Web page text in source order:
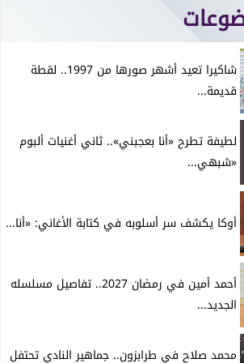
شاكيرا تعيد أشهر صورها من 1997.. لقطة
قديمة...
لطيفة تطرح «أنا بعجبني».. ثاني أغنيات ألبوم
«شبهي...
أوكا يكشف سر أسلوبه في كتابة الأغاني: «أنا...
أحمد أمين في رمضان 2027.. تفاصيل مسلسله
الجديد...
محمد صلاح في طرابزون.. جماهير النادي تحتفل